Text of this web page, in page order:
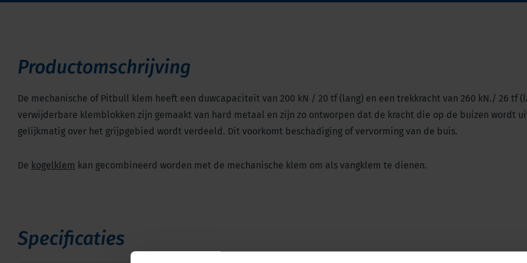
Productomschrijving
De mechanische of Pitbull klem heeft een duwcapaciteit van 200 kN / 20 tf (lang) en een trekkracht van 260 kN./ 26 tf
verwijderbare klemblokken zijn gemaakt van hard metaal en zijn zo ontworpen dat de kracht die op de buizen wordt
gelijkmatig over het grijpgebied wordt verdeeld. Dit voorkomt beschadiging of vervorming van de buis.
De kogelklem kan gecombineerd worden met de mechanische klem om als vangklem te dienen.
Specificaties